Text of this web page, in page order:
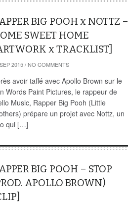
BIG POOH x NOTTZ –
SWEET HOME
x TRACKLIST]
2015/ NO COMMENTS
avoir taffé avec Apollo Brown sur le
Words Paint Pictures, le rappeur de
Music, Rapper Big Pooh (Little
prépare un projet avec Nottz, un
qui […]
BIG POOH – STOP
APOLLO BROWN)